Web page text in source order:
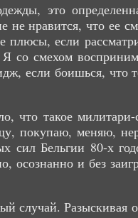
это
нравится, что ее
если
со смехом
если боишься,
что такое
покупаю, меняю,
сил Бельгии 80-х
и без
случай. Разыскивая